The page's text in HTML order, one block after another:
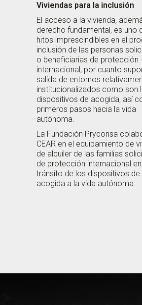
Viviendas para la inclusión
El acceso a la vivienda,
derecho fundamental, es uno
hitos imprescindibles en el
inclusión de las personas
o beneficiarias de protección
internacional, por cuanto
salida de entornos
institucionalizados como son
dispositivos de acogida, así
primeros pasos hacia la vida
autónoma.
La Fundación Pryconsa
CEAR en el equipamiento de
de alquiler de las familias
de protección internacional
tránsito de los dispositivos de
acogida a la vida autónoma.